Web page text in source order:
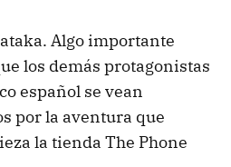
Algo importante
los demás protagonistas
español se vean
por la aventura que
la tienda The Phone